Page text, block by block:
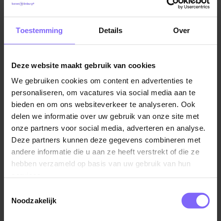
Toestemming Details Over
Deze website maakt gebruik van cookies
We gebruiken cookies om content en advertenties te
personaliseren, om vacatures via social media aan te
bieden en om ons websiteverkeer te analyseren. Ook
delen we informatie over uw gebruik van onze site met
onze partners voor social media, adverteren en analyse.
Deze partners kunnen deze gegevens combineren met
andere informatie die u aan ze heeft verstrekt of die ze
hebben verzameld op basis van uw gebruik van hun
Noodzakelijk
in deze sector, dus de banengarantie is erg hoog!
De sector is erg uiteenlopend en je kunt banen vinden
in verschillende richtingen. Denk aan elektromonteur,
technisch ontwerper.
Opleidingen en werkgevers in de regio
Vele opleidingen geven je toegang tot dit vakgebied.
In Maastricht vind je bij het Vista College studies op dit
gebied, bijvoorbeeld die in de richting van
werktuigbouw of elektromonteur. Daarnaast is er ook
opleidingen op HBO of WO niveau zijn er instellingen